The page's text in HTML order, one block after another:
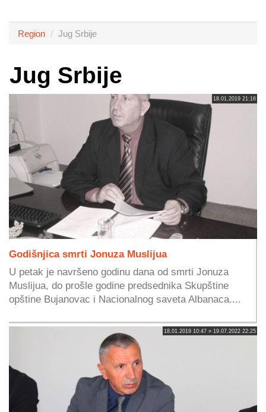
Region Jug Srbije
Jug Srbije
18.01.2019 21:16
Godišnjica smrti Jonuza Muslijua
U petak je navršeno godinu dana od smrti Jonuza
Muslijua, do prošle godine predsednika Skupštine
opštine Bujanovac i Nacionalnog saveta Albanaca....
18.01.2019 10:47 » 19.07.2022 22:25